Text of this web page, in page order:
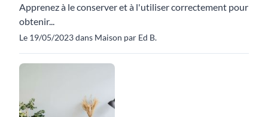
Apprenez à le conserver et à l'utiliser correctement pour
obtenir...
Le 19/05/2023 dans Maison par Ed B.